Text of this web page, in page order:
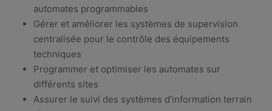
automates programmables
Gérer et améliorer les systèmes de supervision
centralisée pour le contrôle des équipements
techniques
Programmer et optimiser les automates sur
différents sites
Assurer le suivi des systèmes d’information terrain